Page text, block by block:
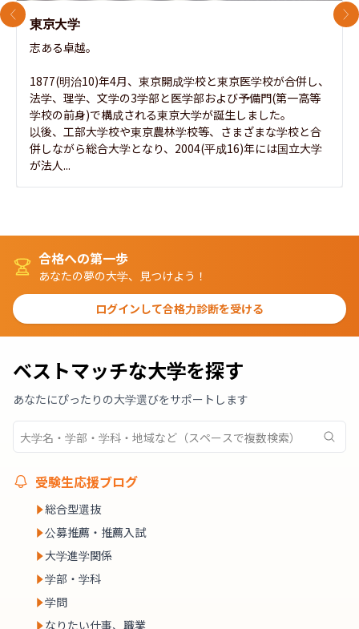
東京大学
志ある卓越。
1877(明治10)年4月、東京開成学校と東京医学校が合併し、
法学、理学、文学の3学部と医学部および予備門(第一高等
学校の前身)で構成される東京大学が誕生しました。
以後、工部大学校や東京農林学校等、さまざまな学校と合
併しながら総合大学となり、2004(平成16)年には国立大学
が法人...
前のスライド 次
合格への第一歩
あなたの夢の大学、見つけよう！
ログインして合格力診断を受ける
ベストマッチな大学を探す
あなたにぴったりの大学選びをサポートします
受験生応援ブログ
総合型選抜
公募推薦・推薦入試
大学進学関係
学部・学科
学問
なりたい仕事、職業